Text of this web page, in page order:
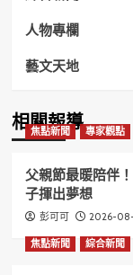
人物專欄
藝文天地
相關報導
焦點新聞 專家觀點
父親節最暖陪伴
子揮出夢想
彭可可 2026-
焦點新聞 綜合新聞